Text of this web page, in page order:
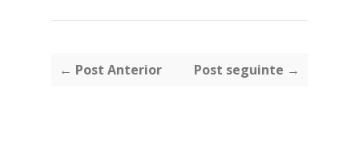
← Post Anterior Post seguinte →